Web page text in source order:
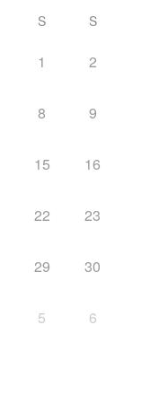
S S
1 2
8 9
15 16
22 23
29 30
5 6